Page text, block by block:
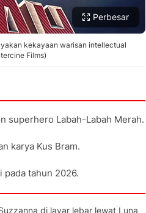
Perbesar
kekayaan warisan intellectual
Films)
superhero Labah-Labah Merah.
karya Kus Bram.
pada tahun 2026.
di layar lebar lewat Luna